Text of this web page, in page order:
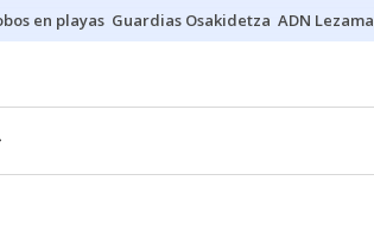
en playas Guardias Osakidetza ADN Lezama